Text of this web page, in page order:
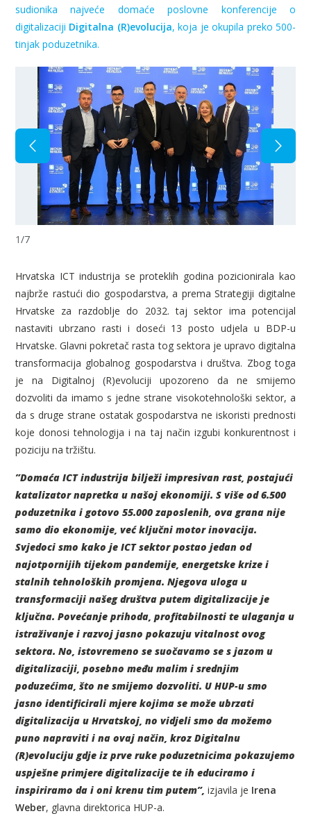
sudionika najveće domaće poslovne konferencije o
digitalizaciji Digitalna (R)evolucija, koja je okupila preko 500-
tinjak poduzetnika.
1/7
Hrvatska ICT industrija se proteklih godina pozicionirala kao
najbrže rastući dio gospodarstva, a prema Strategiji digitalne
Hrvatske za razdoblje do 2032. taj sektor ima potencijal
nastaviti ubrzano rasti i doseći 13 posto udjela u BDP-u
Hrvatske. Glavni pokretač rasta tog sektora je upravo digitalna
transformacija globalnog gospodarstva i društva. Zbog toga
je na Digitalnoj (R)evoluciji upozoreno da ne smijemo
dozvoliti da imamo s jedne strane visokotehnološki sektor, a
da s druge strane ostatak gospodarstva ne iskoristi prednosti
koje donosi tehnologija i na taj način izgubi konkurentnost i
poziciju na tržištu.
”Domaća ICT industrija bilježi impresivan rast, postajući
katalizator napretka u našoj ekonomiji. S više od 6.500
poduzetnika i gotovo 55.000 zaposlenih, ova grana nije
samo dio ekonomije, već ključni motor inovacija.
Svjedoci smo kako je ICT sektor postao jedan od
najotpornijih tijekom pandemije, energetske krize i
stalnih tehnoloških promjena. Njegova uloga u
transformaciji našeg društva putem digitalizacije je
ključna. Povećanje prihoda, profitabilnosti te ulaganja u
istraživanje i razvoj jasno pokazuju vitalnost ovog
sektora. No, istovremeno se suočavamo se s jazom u
digitalizaciji, posebno među malim i srednjim
poduzećima, što ne smijemo dozvoliti. U HUP-u smo
jasno identificirali mjere kojima se može ubrzati
digitalizacija u Hrvatskoj, no vidjeli smo da možemo
puno napraviti i na ovaj način, kroz Digitalnu
(R)evoluciju gdje iz prve ruke poduzetnicima pokazujemo
uspješne primjere digitalizacije te ih educiramo i
inspiriramo da i oni krenu tim putem”, izjavila je Irena
Weber, glavna direktorica HUP-a.